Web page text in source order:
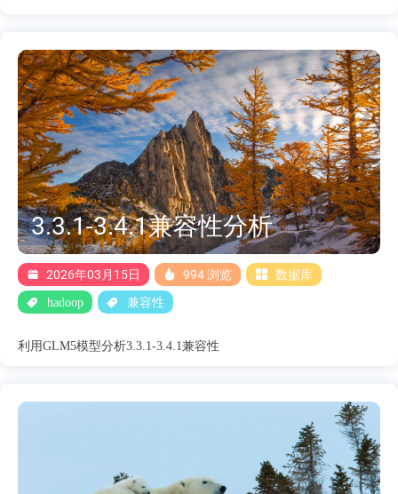
FsDatasetImpl 全局锁拆分为 BlockPool → Volume → DIR 三级锁，
使 DN 在高并发场景下吞吐量提升 30-50%，3.5.0 中进一步演进到
基于 blockId 的更细粒度锁。此外，慢节点/慢磁盘检测、动态重配
置、DirectoryScanner 优化等改进也显著提升了 DN 的可观测性和
运维效率。 一、性能优化 1.1 细粒度锁机制（核心优化） 这是
3.3.1 之后 DN 最重要的性能优化，分三个阶段递进实现： 阶段
Issue版本锁粒度说明 Phase IHDFS-153823.4.0Volume 级将
FsDatasetImpl 全局锁拆为 BlockPool + Volume 两....
3.3.1-3.4.1兼容性分析
2026年03月15日 994 浏览 数据库
hadoop 兼容性
利用GLM5模型分析3.3.1-3.4.1兼容性